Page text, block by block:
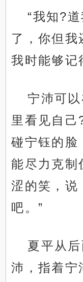
“我知?
了，你但我
我时能够记
宁沛可
里看见自己
碰宁钰的脸
能尽力克制
涩的笑，说
吧。”
夏平从
沛，指着宁